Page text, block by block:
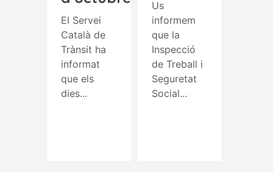
El Servei
Català de
Trànsit ha
informat
que els
dies...
Us
informem
que la
Inspecció
de Treball i
Seguretat
Social...